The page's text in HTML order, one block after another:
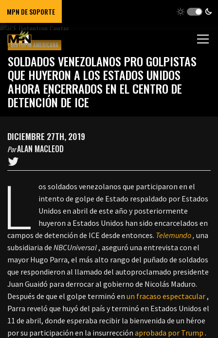
MPN DE SOPORTE
DISTOPÍA AMERICANA
SOLDADOS VENEZOLANOS PRO GOLPISTAS
QUE HUYERON A LOS ESTADOS UNIDOS
AHORA ENCERRADOS EN EL CENTRO DE
DETENCIÓN DE ICE
DICIEMBRE 27TH, 2019
PorALAN MACLEOD
L
os soldados venezolanos que participaron en el
intento de golpe de Estado respaldado por Estados
Unidos en abril de este año y posteriormente
huyeron a Estados Unidos han sido encarcelados en
campos de detención de ICE desde entonces. Telemundo, una
subsidiaria de NBCUniversal, aseguró una entrevista con el
mayor Hugo Parra, el más alto rango del puñado de soldados
que respondieron al llamado del autoproclamado presidente
Juan Guaidó para derrocar al gobierno de Nicolás Maduro.
Después de que el golpe terminó en un fracaso espectacular,
Parra reveló que huyó del país y terminó en Estados Unidos el
11 de abril, donde esperaba recibir la bienvenida de un héroe
por su participación en la insurrección aprobada por Trump .